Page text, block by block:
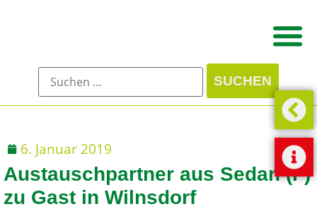
6. Januar 2019
Austauschpartner aus Sedan (F)
zu Gast in Wilnsdorf